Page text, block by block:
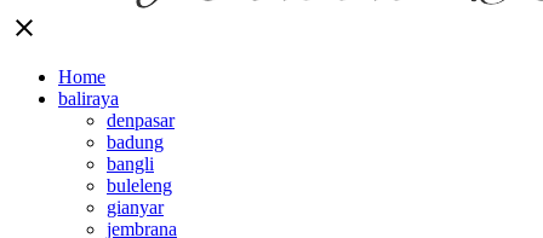
close
Home
baliraya
denpasar
badung
bangli
buleleng
gianyar
jembrana